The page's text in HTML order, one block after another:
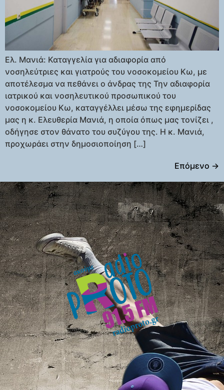
Ελ. Μανιά: Καταγγελία για αδιαφορία από
νοσηλεύτριες και γιατρούς του νοσοκομείου Κω, με
αποτέλεσμα να πεθάνει ο άνδρας της Την αδιαφορία
ιατρικού και νοσηλευτικού προσωπικού του
νοσοκομείου Κω, καταγγέλλει μέσω της εφημερίδας
μας η κ. Ελευθερία Μανιά, η οποία όπως μας τονίζει ,
οδήγησε στον θάνατο του συζύγου της. Η κ. Μανιά,
προχωράει στην δημοσιοποίηση […]
Επόμενο →